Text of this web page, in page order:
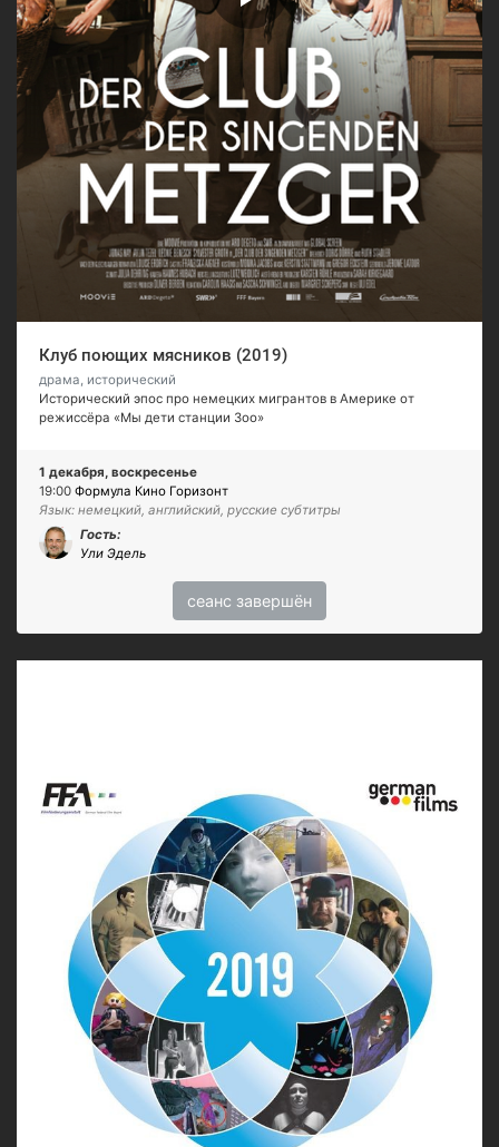
Клуб поющих мясников (2019)
драма, исторический
Исторический эпос про немецких мигрантов в Америке от
режиссёра «Мы дети станции Зоо»
1 декабря, воскресенье
19:00 Формула Кино Горизонт
Язык: немецкий, английский, русские субтитры
Гость:
Ули Эдель
сеанс завершён